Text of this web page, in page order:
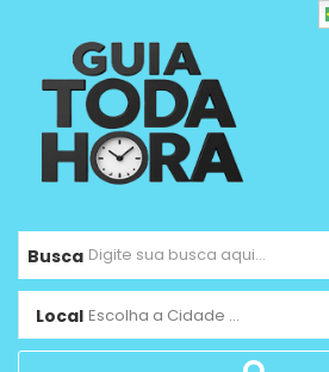
Busca
Local Escolha a Cidade ...